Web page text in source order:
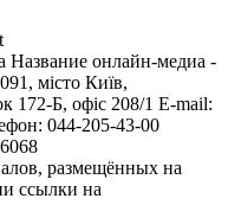
Название онлайн-медиа -
місто Київ,
Б, офіс 208/1 E-mail:
044-205-43-00
размещённых на
ссылки на